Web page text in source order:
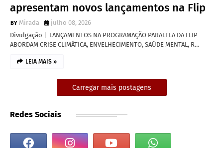
apresentam novos lançamentos na Flip
Mirada
julho 08, 2026
Divulgação | LANÇAMENTOS NA PROGRAMAÇÃO PARALELA DA FLIP
ABORDAM CRISE CLIMÁTICA, ENVELHECIMENTO, SAÚDE MENTAL, R…
LEIA MAIS »
Carregar mais postagens
Redes Sociais